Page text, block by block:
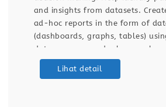
and insights from datasets.
ad-hoc reports in the form of
(dashboards, graphs, tables)
data accuracy and relevance by
maintaining databases and
Lihat detail